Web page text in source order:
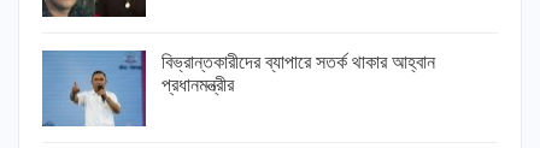
বিভ্রান্তকারীদের ব্যাপারে সতর্ক থাকার আহ্বান
প্রধানমন্ত্রীর